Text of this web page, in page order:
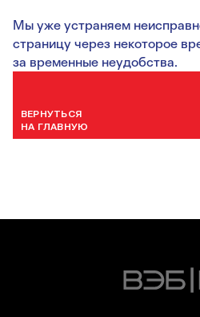
Мы уже устраняем
страницу через некоторое
за временные неудобства.
ВЕРНУТЬСЯ
НА ГЛАВНУЮ